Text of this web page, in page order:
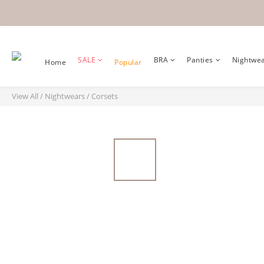
Home SALE Popular BRA Panties
View All / Nightwears/ Corsets